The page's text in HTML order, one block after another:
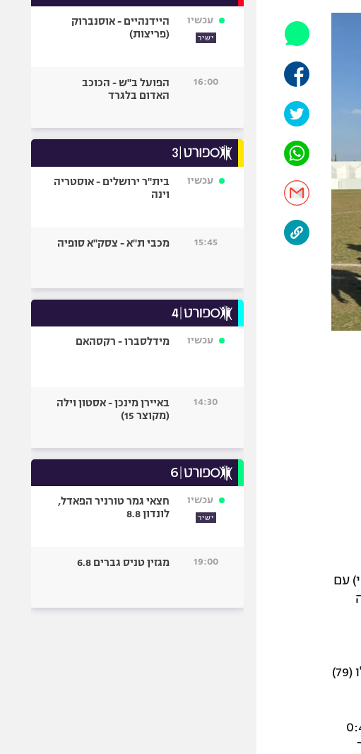
ספורט מוטורי
פוטבול אמריקאי NFL
בייסבול MLB
אומנויות לחימה
גיימינג E-Sports
עם
השחקנים ניצחה 1:3 בחוץ את הפועל הרצליה. אליה ביטון (13), רוי מליקה (27 בפנדל) וחי בוזגלו (79)
בית"ר המקומית, עוד קבוצה שעלתה מליגה ב', הביסה 0:4
עכשיו
ישיר
היידנהיים - אוסנברוק
(פריצות)
16:00
הפועל ב"ש - הכוכב
האדום בלגרד
עכשיו
בית"ר ירושלים - אוסטריה
וינה
15:45 מכבי ת"א - צסק"א סופיה
עכשיו מידלסברו - רקסהאם
14:30
באיירן מינכן - אסטון וילה
(מקוצר 15)
עכשיו
ישיר
חצאי גמר טורניר הפאדל,
לונדון 8.8
19:00 מגזין טניס גברים 6.8